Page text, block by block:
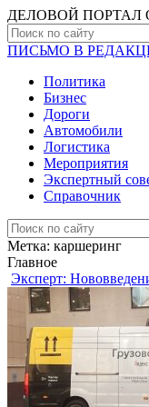
ДЕЛОВОЙ ПОРТАЛ
ПИСЬМО В
Политика
Бизнес
Дороги
Автомобили
Логистика
Мероприятия
Экспертный
Справочник
Метка: каршеринг
Главное
Эксперт: